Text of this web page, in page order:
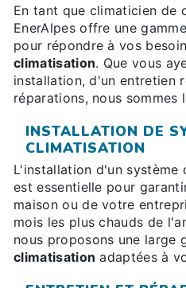
En tant que climaticien de
EnerAlpes offre une
pour répondre à vos
climatisation. Que vous
installation, d'un entretien
réparations, nous sommes
INSTALLATION DE
CLIMATISATION
L'installation d'un système
est essentielle pour
maison ou de votre
mois les plus chauds de
nous proposons une large
climatisation adaptées à